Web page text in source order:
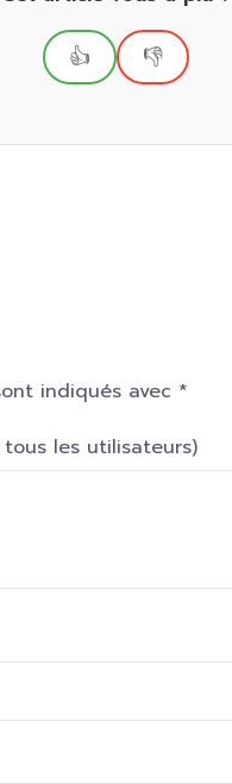
👍 👎
indiqués avec *
les utilisateurs)